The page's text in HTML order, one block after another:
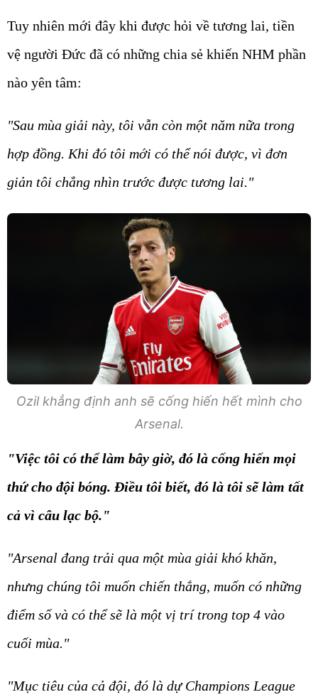
Tuy nhiên mới đây khi được hỏi về tương lai, tiền
vệ người Đức đã có những chia sẻ khiến NHM phần
nào yên tâm:
"Sau mùa giải này, tôi vẫn còn một năm nữa trong
hợp đồng. Khi đó tôi mới có thể nói được, vì đơn
giản tôi chẳng nhìn trước được tương lai."
Ozil khẳng định anh sẽ cống hiến hết mình cho
Arsenal.
"Việc tôi có thể làm bây giờ, đó là cống hiến mọi
thứ cho đội bóng. Điều tôi biết, đó là tôi sẽ làm tất
cả vì câu lạc bộ."
"Arsenal đang trải qua một mùa giải khó khăn,
nhưng chúng tôi muốn chiến thắng, muốn có những
điểm số và có thể sẽ là một vị trí trong top 4 vào
cuối mùa."
"Mục tiêu của cả đội, đó là dự Champions League